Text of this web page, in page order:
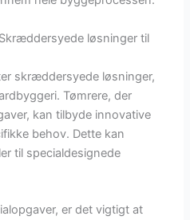
løsninger til
skræddersyede løsninger,
Tømrere, der
kan tilbyde innovative
behov. Dette kan
til specialdesignede
er det vigtigt at